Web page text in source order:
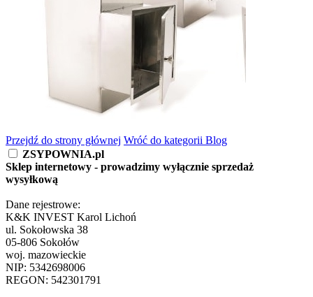
Przejdź do strony głównej Wróć do kategorii Blog
ZSYPOWNIA.pl
Sklep internetowy - prowadzimy wyłącznie sprzedaż
wysyłkową
Dane rejestrowe:
K&K INVEST Karol Lichoń
ul. Sokołowska 38
05-806 Sokołów
woj. mazowieckie
NIP: 5342698006
REGON: 542301791